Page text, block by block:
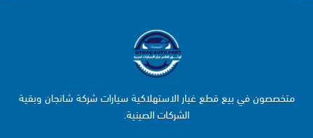
متخصصون في بيع قطع غيار الاستهلاكية سيارات شركة شانجان وبقية
الشركات الصينية.